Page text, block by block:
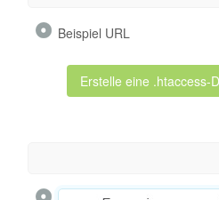
Beispiel URL
Erstelle eine .htaccess-